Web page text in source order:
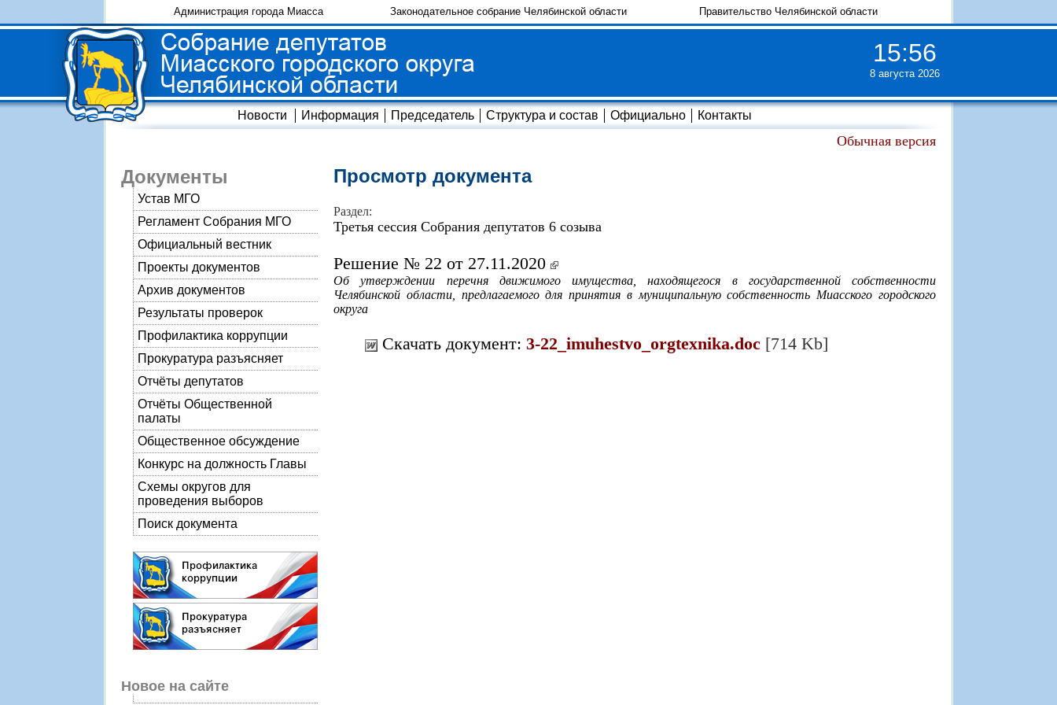
Администрация города Миасса Законодательное собрание Челябинской области Правительство Челябинской области
15:56
8 августа 2026
Новости Информация Председатель Структура и состав Официально Контакты
Обычная версия
Документы
Устав МГО
Регламент Собрания МГО
Официальный вестник
Проекты документов
Архив документов
Результаты проверок
Профилактика коррупции
Прокуратура разъясняет
Отчёты депутатов
Отчёты Общественной
палаты
Общественное обсуждение
Конкурс на должность Главы
Схемы округов для
проведения выборов
Поиск документа
Новое на сайте
Просмотр документа
Раздел:
Третья сессия Собрания депутатов 6 созыва
Решение № 22 от 27.11.2020
Об утверждении перечня движимого имущества, находящегося в государственной собственности
Челябинской области, предлагаемого для принятия в муниципальную собственность Миасского городского
округа
Скачать документ: 3-22_imuhestvo_orgtexnika.doc [714 Kb]